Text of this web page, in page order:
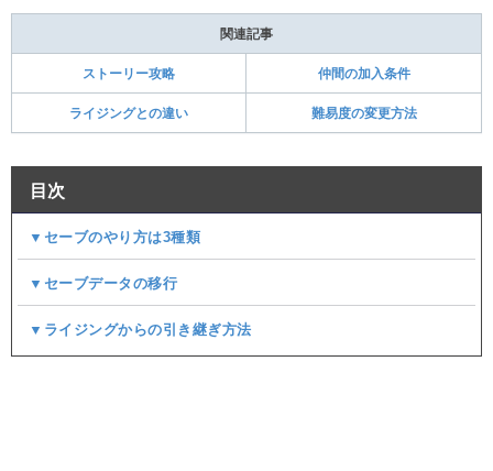
関連記事
ストーリー攻略 仲間の加入条件
ライジングとの違い 難易度の変更方法
目次
▼セーブのやり方は3種類
▼セーブデータの移行
▼ライジングからの引き継ぎ方法